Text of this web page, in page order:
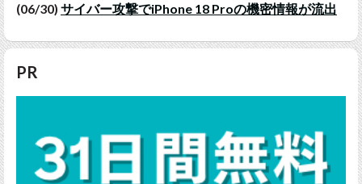
(06/30) サイバー攻撃でiPhone 18 Proの機密情報が流出
PR